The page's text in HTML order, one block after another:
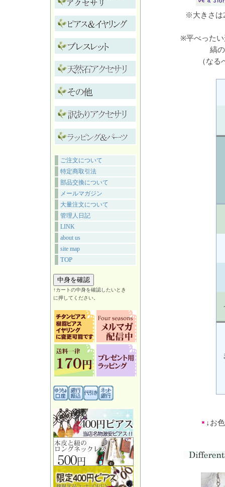
ご注文について
特定商取引法
部品交換について
メールマガジン
大量注文について
管理人日記
LINK
about us
site map
TOP
↑カートの中身を確認したいとき
に押してください。
※大きさは
※平べったい
縞
（な
↓お